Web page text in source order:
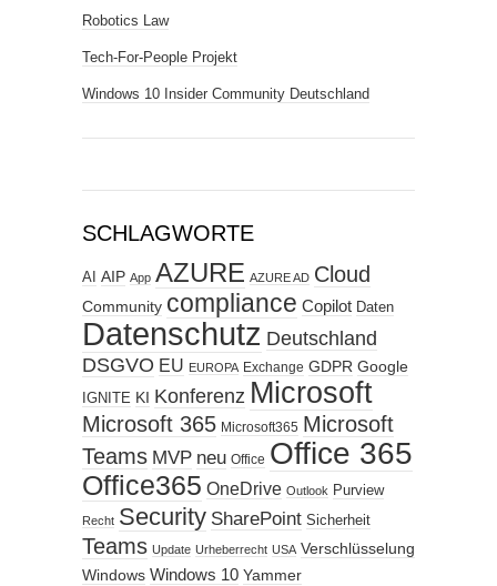
Robotics Law
Tech-For-People Projekt
Windows 10 Insider Community Deutschland
SCHLAGWORTE
AI AIP App AZURE AZURE AD Cloud
Community compliance Copilot Daten
Datenschutz Deutschland
DSGVO EU EUROPA Exchange GDPR Google
IGNITE KI Konferenz Microsoft
Microsoft 365 Microsoft365 Microsoft
Teams MVP neu Office Office 365
Office365 OneDrive Outlook Purview
Recht Security SharePoint Sicherheit
Teams Update Urheberrecht USA Verschlüsselung
Windows Windows 10 Yammer